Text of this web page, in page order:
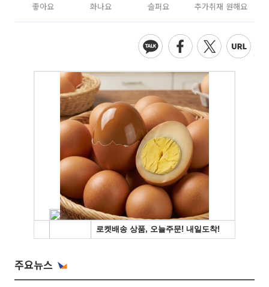
좋아요 화나요 슬퍼요 추가취재 원해요
주요뉴스